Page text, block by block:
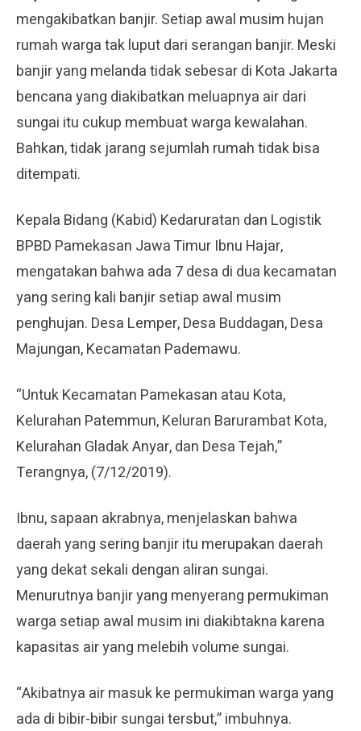
mengakibatkan banjir. Setiap awal musim hujan
rumah warga tak luput dari serangan banjir. Meski
banjir yang melanda tidak sebesar di Kota Jakarta
bencana yang diakibatkan meluapnya air dari
sungai itu cukup membuat warga kewalahan.
Bahkan, tidak jarang sejumlah rumah tidak bisa
ditempati.
Kepala Bidang (Kabid) Kedaruratan dan Logistik
BPBD Pamekasan Jawa Timur Ibnu Hajar,
mengatakan bahwa ada 7 desa di dua kecamatan
yang sering kali banjir setiap awal musim
penghujan. Desa Lemper, Desa Buddagan, Desa
Majungan, Kecamatan Pademawu.
“Untuk Kecamatan Pamekasan atau Kota,
Kelurahan Patemmun, Keluran Barurambat Kota,
Kelurahan Gladak Anyar, dan Desa Tejah,”
Terangnya, (7/12/2019).
Ibnu, sapaan akrabnya, menjelaskan bahwa
daerah yang sering banjir itu merupakan daerah
yang dekat sekali dengan aliran sungai.
Menurutnya banjir yang menyerang permukiman
warga setiap awal musim ini diakibtakna karena
kapasitas air yang melebih volume sungai.
“Akibatnya air masuk ke permukiman warga yang
ada di bibir-bibir sungai tersbut,” imbuhnya.